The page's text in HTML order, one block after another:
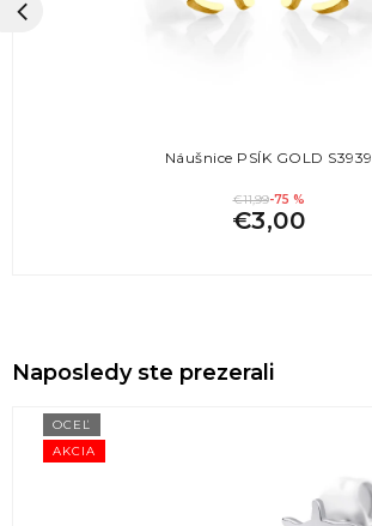
Náušnice PSÍK GOLD S3939
€11,99-75 %
€3,00
Naposledy ste prezerali
AKCIA
OCEĽ